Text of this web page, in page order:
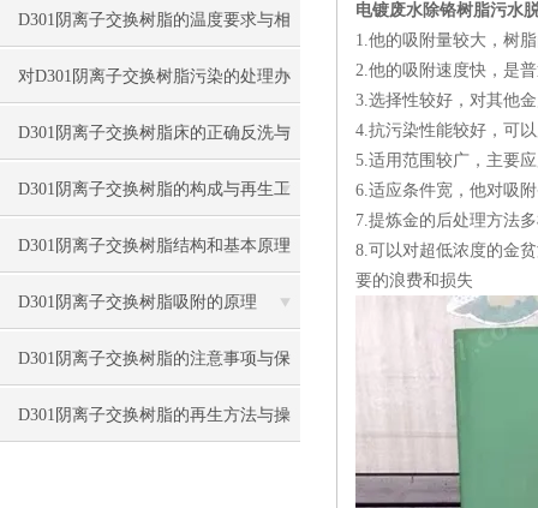
D301阴离子交换树脂的温度要求与相
关因素
对D301阴离子交换树脂污染的处理办
法及防止措施
D301阴离子交换树脂床的正确反洗与
再生方法
D301阴离子交换树脂的构成与再生工
艺
D301阴离子交换树脂结构和基本原理
D301阴离子交换树脂吸附的原理
D301阴离子交换树脂的注意事项与保
存方法
D301阴离子交换树脂的再生方法与操
电镀废水除铬树脂污水
1.他的吸附量较大，树
2.他的吸附速度快，是
3.选择性较好，对其他
4.抗污染性能较好，可
5.适用范围较广，主要
6.适应条件宽，他对吸
7.提炼金的后处理方法
8.可以对超低浓度的金
要的浪费和损失